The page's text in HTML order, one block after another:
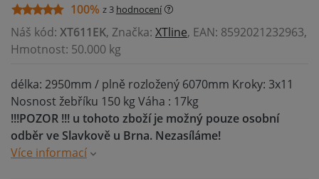
100% z 3 hodnocení
Náš kód: XT611EK, Značka: XTline, EAN: 8592021232963,
Hmotnost: 50.000 kg
délka: 2950mm / plně rozložený 6070mm Kroky: 3x11
Nosnost žebříku 150 kg Váha : 17kg
!!!POZOR !!! u tohoto zboží je možný pouze osobní
odběr ve Slavkově u Brna. Nezasíláme!
Více informací